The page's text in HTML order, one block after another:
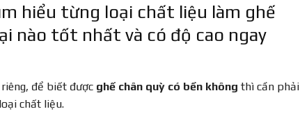
hiểu từng loại chất liệu làm ghế
nào tốt nhất và có độ cao ngay
để biết được ghế chân quỳ có bền không thì cần phải
chất liệu.